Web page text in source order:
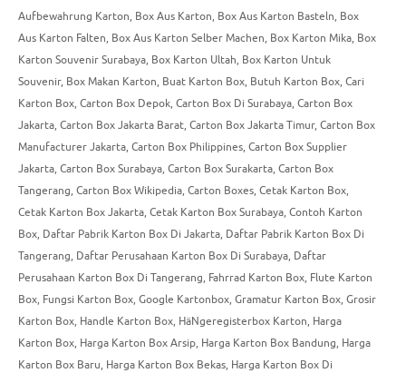
Aufbewahrung Karton, Box Aus Karton, Box Aus Karton Basteln, Box
Aus Karton Falten, Box Aus Karton Selber Machen, Box Karton Mika, Box
Karton Souvenir Surabaya, Box Karton Ultah, Box Karton Untuk
Souvenir, Box Makan Karton, Buat Karton Box, Butuh Karton Box, Cari
Karton Box, Carton Box Depok, Carton Box Di Surabaya, Carton Box
Jakarta, Carton Box Jakarta Barat, Carton Box Jakarta Timur, Carton Box
Manufacturer Jakarta, Carton Box Philippines, Carton Box Supplier
Jakarta, Carton Box Surabaya, Carton Box Surakarta, Carton Box
Tangerang, Carton Box Wikipedia, Carton Boxes, Cetak Karton Box,
Cetak Karton Box Jakarta, Cetak Karton Box Surabaya, Contoh Karton
Box, Daftar Pabrik Karton Box Di Jakarta, Daftar Pabrik Karton Box Di
Tangerang, Daftar Perusahaan Karton Box Di Surabaya, Daftar
Perusahaan Karton Box Di Tangerang, Fahrrad Karton Box, Flute Karton
Box, Fungsi Karton Box, Google Kartonbox, Gramatur Karton Box, Grosir
Karton Box, Handle Karton Box, HäNgeregisterbox Karton, Harga
Karton Box, Harga Karton Box Arsip, Harga Karton Box Bandung, Harga
Karton Box Baru, Harga Karton Box Bekas, Harga Karton Box Di